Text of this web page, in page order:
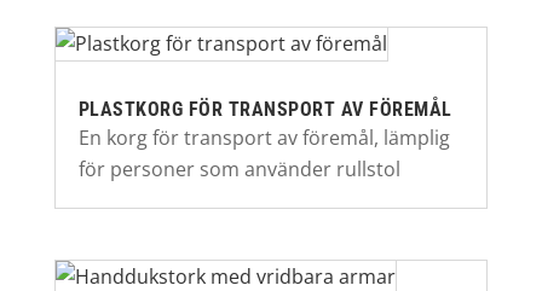
PLASTKORG FÖR TRANSPORT AV FÖREMÅL
En korg för transport av föremål, lämplig
för personer som använder rullstol